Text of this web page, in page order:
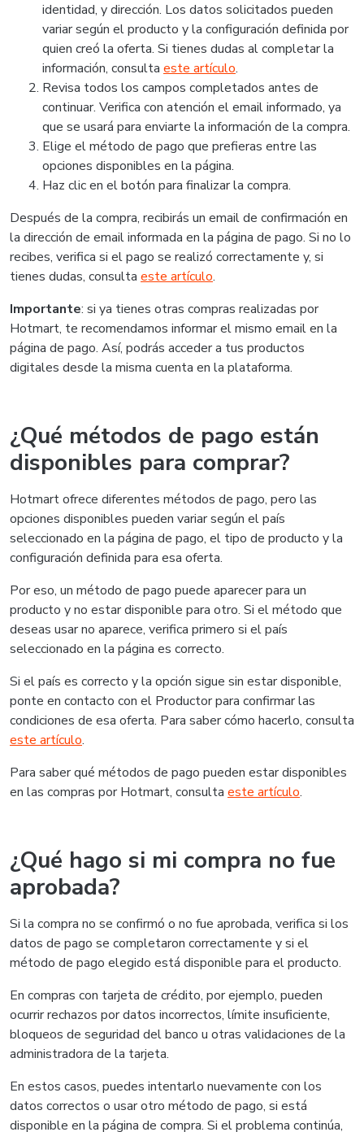
identidad, y dirección. Los datos solicitados pueden
variar según el producto y la configuración definida por
quien creó la oferta. Si tienes dudas al completar la
información, consulta este artículo.
Revisa todos los campos completados antes de
continuar. Verifica con atención el email informado, ya
que se usará para enviarte la información de la compra.
Elige el método de pago que prefieras entre las
opciones disponibles en la página.
Haz clic en el botón para finalizar la compra.
Después de la compra, recibirás un email de confirmación en
la dirección de email informada en la página de pago. Si no lo
recibes, verifica si el pago se realizó correctamente y, si
tienes dudas, consulta este artículo.
Importante: si ya tienes otras compras realizadas por
Hotmart, te recomendamos informar el mismo email en la
página de pago. Así, podrás acceder a tus productos
digitales desde la misma cuenta en la plataforma.
¿Qué métodos de pago están
disponibles para comprar?
Hotmart ofrece diferentes métodos de pago, pero las
opciones disponibles pueden variar según el país
seleccionado en la página de pago, el tipo de producto y la
configuración definida para esa oferta.
Por eso, un método de pago puede aparecer para un
producto y no estar disponible para otro. Si el método que
deseas usar no aparece, verifica primero si el país
seleccionado en la página es correcto.
Si el país es correcto y la opción sigue sin estar disponible,
ponte en contacto con el Productor para confirmar las
condiciones de esa oferta. Para saber cómo hacerlo, consulta
este artículo.
Para saber qué métodos de pago pueden estar disponibles
en las compras por Hotmart, consulta este artículo.
¿Qué hago si mi compra no fue
aprobada?
Si la compra no se confirmó o no fue aprobada, verifica si los
datos de pago se completaron correctamente y si el
método de pago elegido está disponible para el producto.
En compras con tarjeta de crédito, por ejemplo, pueden
ocurrir rechazos por datos incorrectos, límite insuficiente,
bloqueos de seguridad del banco u otras validaciones de la
administradora de la tarjeta.
En estos casos, puedes intentarlo nuevamente con los
datos correctos o usar otro método de pago, si está
disponible en la página de compra. Si el problema continúa,